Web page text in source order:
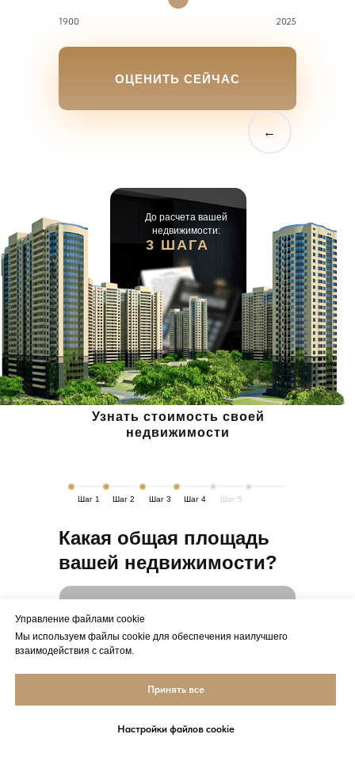
Управление файлами cookie
Мы используем файлы cookie для обеспечения наилучшего
взаимодействия с сайтом.
Принять все
Настройки файлов cookie
До расчета вашей
недвижимости:
ОЦЕНИТЬ СЕЙЧАС
3 ШАГА
1900 2025
←
Какая общая площадь
вашей недвижимости?
Узнать стоимость своей
недвижимости
Шаг 1 Шаг 2 Шаг 3 Шаг 4 Шаг 5
ОЦЕНИТЬ СЕЙЧАС
ОБЪЕКТЫ